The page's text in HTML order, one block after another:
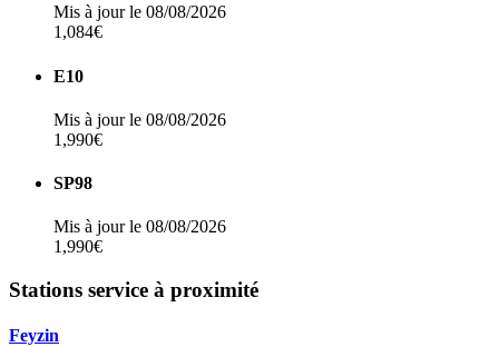
Mis à jour le 08/08/2026
1,084€
E10
Mis à jour le 08/08/2026
1,990€
SP98
Mis à jour le 08/08/2026
1,990€
Stations service à proximité
Feyzin